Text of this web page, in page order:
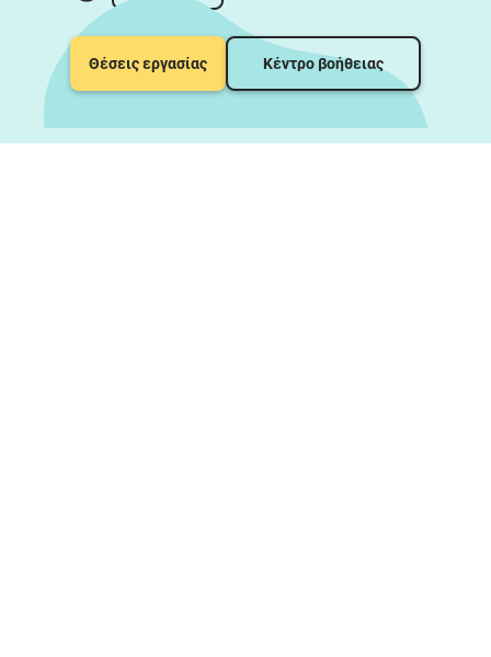
Θέσεις εργασίας Κέντρο βοήθειας